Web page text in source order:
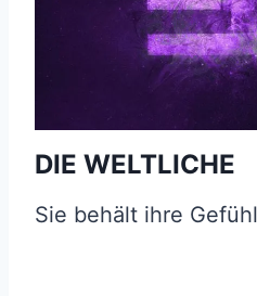
DIE WELTLICHE
Sie behält ihre